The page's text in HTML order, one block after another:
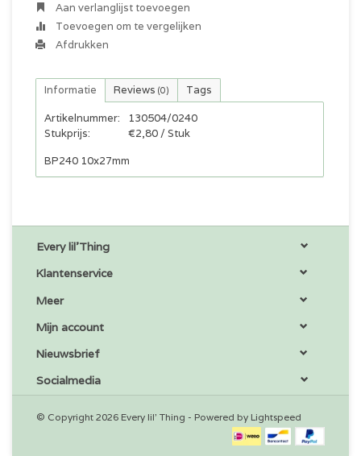
Aan verlanglijst toevoegen
Toevoegen om te vergelijken
Afdrukken
Informatie Reviews (0) Tags
Artikelnummer:
130504/0240
Stukprijs:
€2,80 / Stuk
BP240 10x27mm
Every lil'Thing
Klantenservice
Meer
Mijn account
Nieuwsbrief
Socialmedia
© Copyright 2026 Every lil' Thing - Powered by Lightspeed